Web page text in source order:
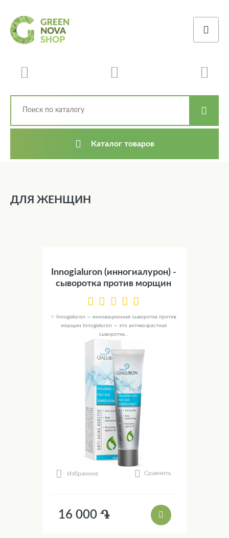
Каталог товаров
ДЛЯ ЖЕНЩИН
Innogialuron (инногиалурон) -
сыворотка против морщин
✨ Innogialuron — инновационная сыворотка против
морщин Innogialuron — это антивозрастная
сыворотка...
Избранное Сравнить
16 000 ֏